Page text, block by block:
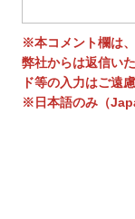
※本コメント欄は
弊社からは返信い
ド等の入力はご遠
※日本語のみ（